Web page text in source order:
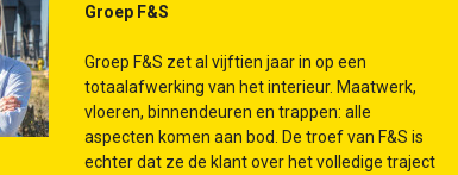
Groep F&S
Groep F&S zet al vijftien jaar in op een
totaalafwerking van het interieur. Maatwerk,
vloeren, binnendeuren en trappen: alle
aspecten komen aan bod. De troef van F&S is
echter dat ze de klant over het volledige traject